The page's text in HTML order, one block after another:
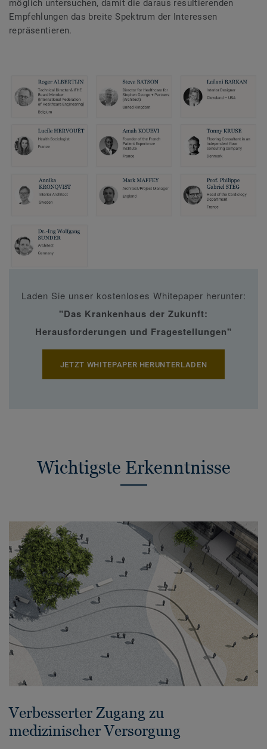
möglich untersuchen, damit die daraus resultierenden
Empfehlungen das breite Spektrum der Interessen
repräsentieren.
Laden Sie unser kostenloses Whitepaper herunter:
"Das Krankenhaus der Zukunft:
Herausforderungen und Fragestellungen"
JETZT WHITEPAPER HERUNTERLADEN
Wichtigste Erkenntnisse
Verbesserter Zugang zu
medizinischer Versorgung